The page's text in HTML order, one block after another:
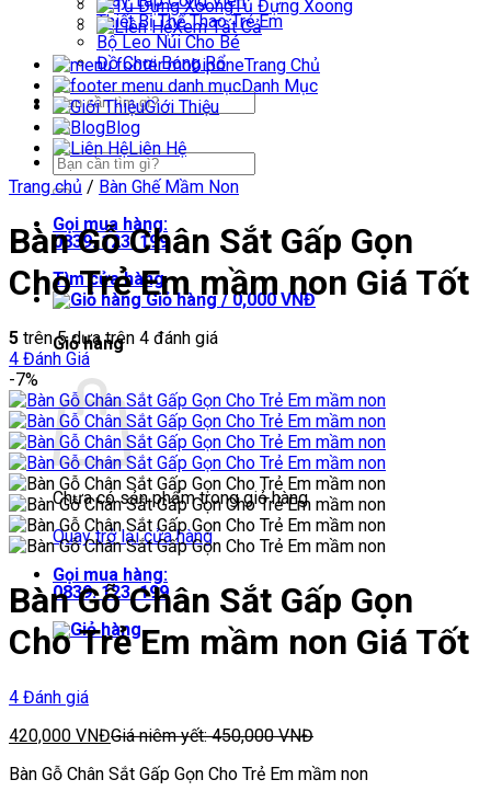
Thiết Bị Thể Thao Trẻ Em
Bộ Leo Núi Cho Bé
Đồ Chơi Bóng Rổ
Tìm
kiếm:
Tìm
kiếm:
Gọi mua hàng:
0839. 123. 199
Tìm cửa hàng
Giỏ hàng /0,000VNĐ
Giỏ hàng
Chưa có sản phẩm trong giỏ hàng.
Quay trở lại cửa hàng
Gọi mua hàng:
0839. 123. 199
Tủ Đựng Xoong
Xem Tất Cả
Trang Chủ
Danh Mục
Giới Thiệu
Blog
Liên Hệ
Trang chủ / Bàn Ghế Mầm Non
Bàn Gỗ Chân Sắt Gấp Gọn
Cho Trẻ Em mầm non Giá Tốt
5 trên 5 dựa trên 4 đánh giá
4 Đánh Giá
-7%
Bàn Gỗ Chân Sắt Gấp Gọn
Cho Trẻ Em mầm non Giá Tốt
4 Đánh giá
420,000 VNĐGiá niêm yết:450,000VNĐ
Bàn Gỗ Chân Sắt Gấp Gọn Cho Trẻ Em mầm non